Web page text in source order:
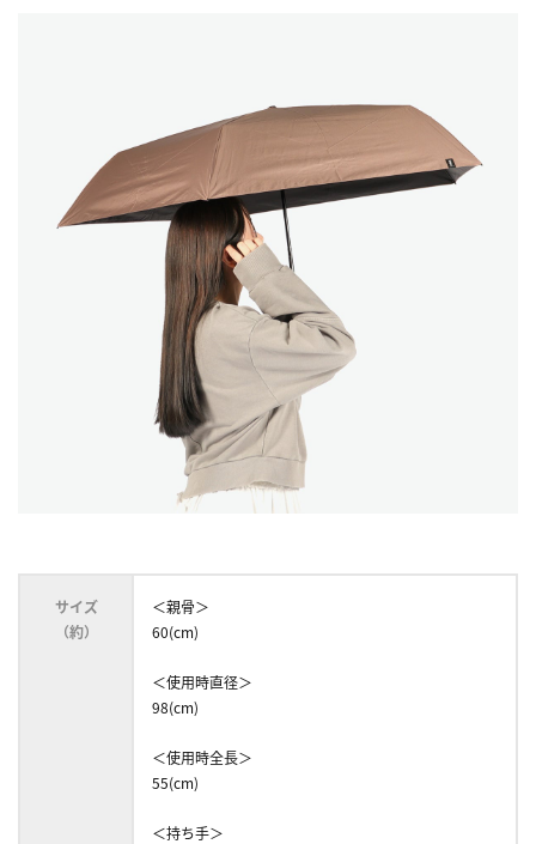
サイズ
（約）
＜親骨＞
60(cm)
＜使用時直径＞
98(cm)
＜使用時全長＞
55(cm)
＜持ち手＞